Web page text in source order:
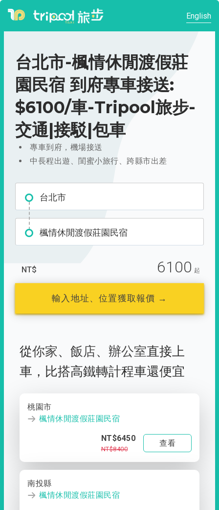
English
台北市-楓情休閒渡假莊
園民宿 到府專車接送:
$6100/車-Tripool旅步-
交通|接駁|包車
專車到府，機場接送
中長程出遊、閨蜜小旅行、跨縣市出差
台北市
楓情休閒渡假莊園民宿
NT$ 6100 起
輸入地址、位置獲取報價 →
從你家、 飯店、 辦公室直接上
車， 比搭高鐵轉計程車還便宜
桃園市
楓情休閒渡假莊園民宿
NT$6450
NT$8400
查看
南投縣
楓情休閒渡假莊園民宿